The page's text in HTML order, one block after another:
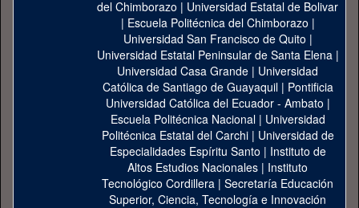
del Chimborazo | Universidad Estatal de Bolivar
| Escuela Politécnica del Chimborazo |
Universidad San Francisco de Quito |
Universidad Estatal Peninsular de Santa Elena|
Universidad Casa Grande | Universidad
Católica de Santiago de Guayaquil| Pontificia
Universidad Católica del Ecuador - Ambato |
Escuela Politécnica Nacional| Universidad
Politécnica Estatal del Carchi| Universidad de
Especialidades Espíritu Santo | Instituto de
Altos Estudios Nacionales | Instituto
Tecnológico Cordillera | Secretaría Educación
Superior, Ciencia, Tecnología e Innovación